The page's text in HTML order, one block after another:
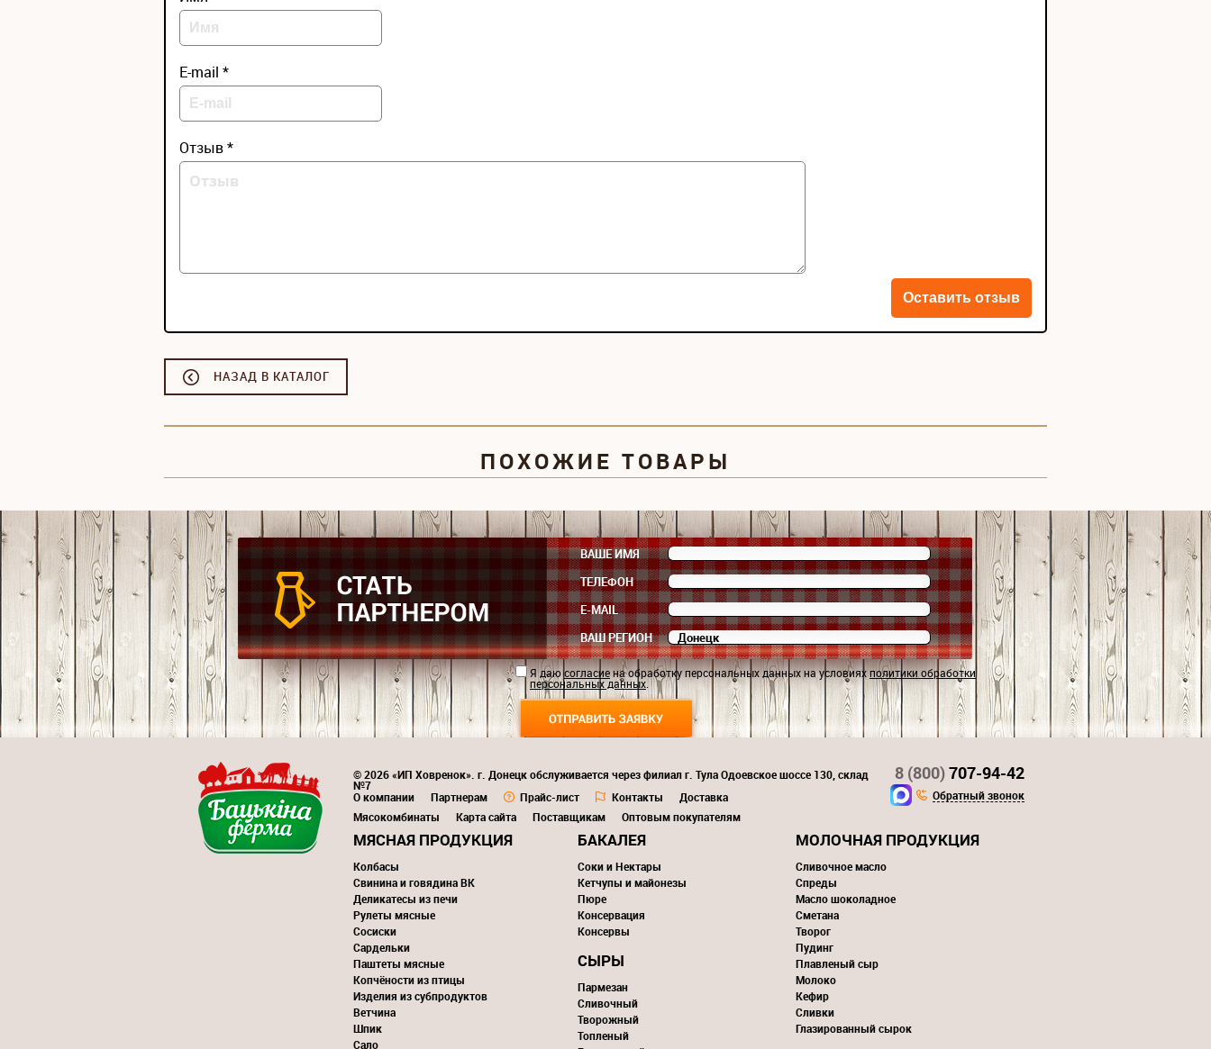
E-mail *
Отзыв *
НАЗАД В КАТАЛОГ
ПОХОЖИЕ ТОВАРЫ
ВАШЕ ИМЯ
ТЕЛЕФОН
E-MAIL
ВАШ РЕГИОН
Я даюсогласиена обработку персональных данных на условияхполитики обработки
персональных данных.
© 2026 «ИП Ховренок». г. Донецк обслуживается через филиал г. Тула Одоевское шоссе 130, склад
№7
О компании
Партнерам Прайс-лист Контакты
Доставка
Мясокомбинаты
Карта сайта Поставщикам Оптовым покупателям
8 (800)707-94-42
Обратный звонок
МЯСНАЯ ПРОДУКЦИЯ
Колбасы
Свинина и говядина ВК
Деликатесы из печи
Рулеты мясные
Сосиски
Сардельки
Паштеты мясные
Копчёности из птицы
Изделия из субпродуктов
Ветчина
Шпик
Сало
БАКАЛЕЯ
Соки и Нектары
Кетчупы и майонезы
Пюре
Консервация
Консервы
СЫРЫ
Пармезан
Сливочный
Творожный
Топленый
МОЛОЧНАЯ ПРОДУКЦИЯ
Сливочное масло
Спреды
Масло шоколадное
Сметана
Творог
Пудинг
Плавленый сыр
Молоко
Кефир
Сливки
Глазированный сырок